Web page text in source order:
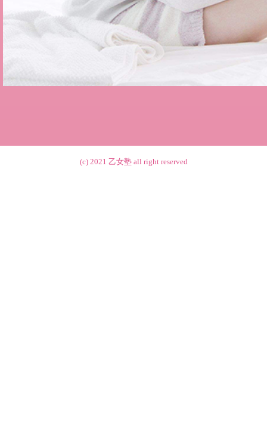
(c) 2021 乙女塾all right reserved